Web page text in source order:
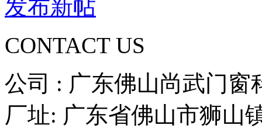
发布新帖
CONTACT US
公司 : 广东佛山尚武门窗
厂址: 广东省佛山市狮山